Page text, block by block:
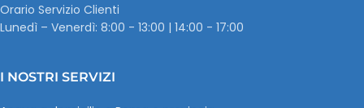
Orario Servizio Clienti
Lunedì – Venerdì: 8:00 - 13:00 | 14:00 - 17:00
I NOSTRI SERVIZI